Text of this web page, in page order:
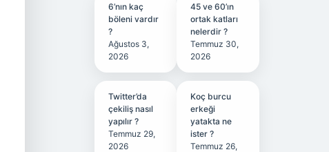
6’nın kaç
böleni vardır
?
Ağustos 3,
2026
45 ve 60’ın
ortak katları
nelerdir ?
Temmuz 30,
2026
Twitter’da
çekiliş nasıl
yapılır ?
Temmuz 29,
2026
Koç burcu
erkeği
yatakta ne
ister ?
Temmuz 26,